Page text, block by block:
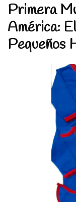
Primera
América:
Pequeños